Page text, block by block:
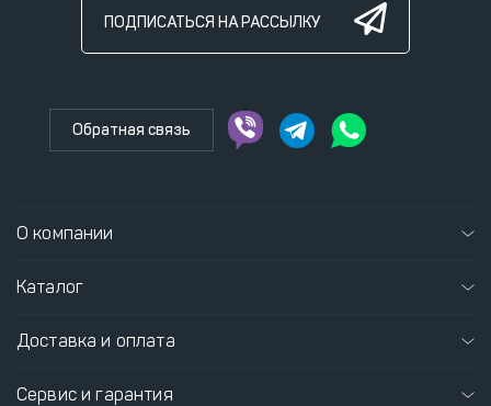
ПОДПИСАТЬСЯ НА РАССЫЛКУ
Обратная связь
О компании
Каталог
Доставка и оплата
Сервис и гарантия